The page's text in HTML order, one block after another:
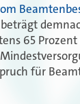
65
für